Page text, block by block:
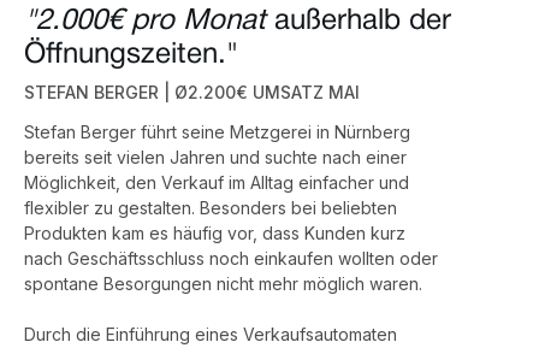
"2.000€ pro Monat außerhalb der
Öffnungszeiten."
STEFAN BERGER | Ø2.200€ UMSATZ MAI
Stefan Berger führt seine Metzgerei in Nürnberg
bereits seit vielen Jahren und suchte nach einer
Möglichkeit, den Verkauf im Alltag einfacher und
flexibler zu gestalten. Besonders bei beliebten
Produkten kam es häufig vor, dass Kunden kurz
nach Geschäftsschluss noch einkaufen wollten oder
spontane Besorgungen nicht mehr möglich waren.
Durch die Einführung eines Verkaufsautomaten